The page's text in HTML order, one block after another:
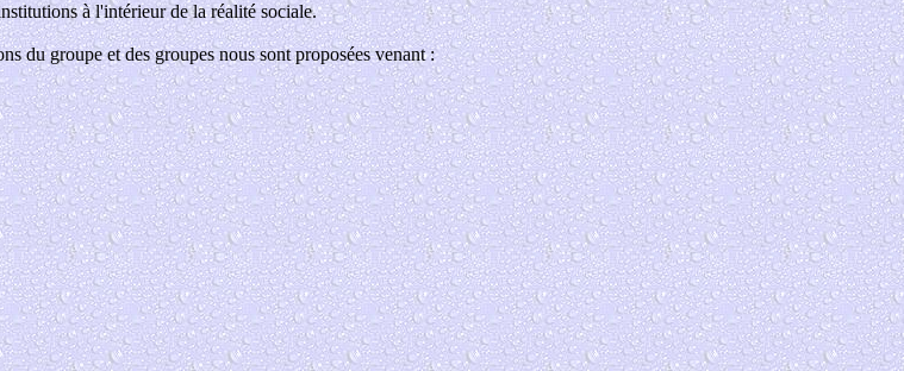
à l'intérieur de la réalité sociale.
du groupe et des groupes nous sont proposées venant :